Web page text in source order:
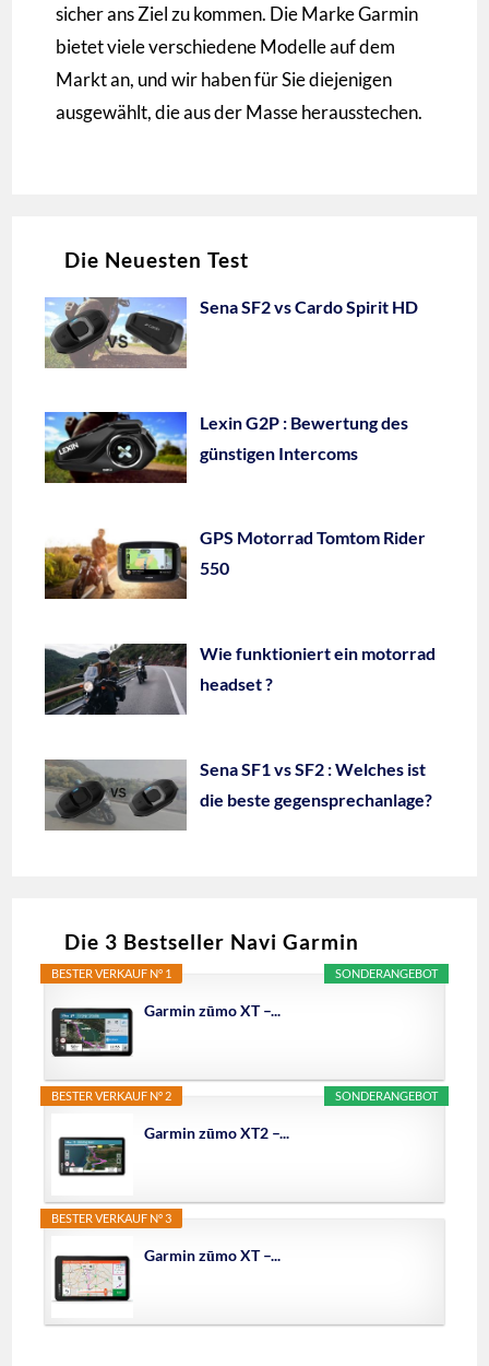
sicher ans Ziel zu kommen. Die Marke Garmin
bietet viele verschiedene Modelle auf dem
Markt an, und wir haben für Sie diejenigen
ausgewählt, die aus der Masse herausstechen.
Die Neuesten Test
Sena SF2 vs Cardo Spirit HD
Lexin G2P : Bewertung des
günstigen Intercoms
GPS Motorrad Tomtom Rider
550
Wie funktioniert ein motorrad
headset ?
Sena SF1 vs SF2 : Welches ist
die beste gegensprechanlage?
Die 3 Bestseller Navi Garmin
SONDERANGEBOT
BESTER VERKAUF N° 1
Garmin zūmo XT –...
SONDERANGEBOT
BESTER VERKAUF N° 2
Garmin zūmo XT2 –...
BESTER VERKAUF N° 3
Garmin zūmo XT –...